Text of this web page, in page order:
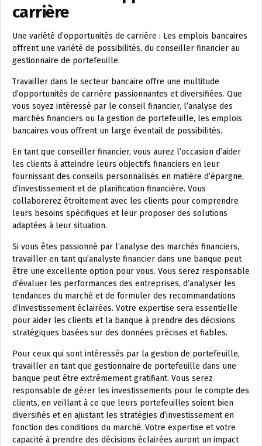
carrière
Une variété d’opportunités de carrière : Les emplois bancaires
offrent une variété de possibilités, du conseiller financier au
gestionnaire de portefeuille.
Travailler dans le secteur bancaire offre une multitude
d’opportunités de carrière passionnantes et diversifiées. Que
vous soyez intéressé par le conseil financier, l’analyse des
marchés financiers ou la gestion de portefeuille, les emplois
bancaires vous offrent un large éventail de possibilités.
En tant que conseiller financier, vous aurez l’occasion d’aider
les clients à atteindre leurs objectifs financiers en leur
fournissant des conseils personnalisés en matière d’épargne,
d’investissement et de planification financière. Vous
collaborerez étroitement avec les clients pour comprendre
leurs besoins spécifiques et leur proposer des solutions
adaptées à leur situation.
Si vous êtes passionné par l’analyse des marchés financiers,
travailler en tant qu’analyste financier dans une banque peut
être une excellente option pour vous. Vous serez responsable
d’évaluer les performances des entreprises, d’analyser les
tendances du marché et de formuler des recommandations
d’investissement éclairées. Votre expertise sera essentielle
pour aider les clients et la banque à prendre des décisions
stratégiques basées sur des données précises et fiables.
Pour ceux qui sont intéressés par la gestion de portefeuille,
travailler en tant que gestionnaire de portefeuille dans une
banque peut être extrêmement gratifiant. Vous serez
responsable de gérer les investissements pour le compte des
clients, en veillant à ce que leurs portefeuilles soient bien
diversifiés et en ajustant les stratégies d’investissement en
fonction des conditions du marché. Votre expertise et votre
capacité à prendre des décisions éclairées auront un impact